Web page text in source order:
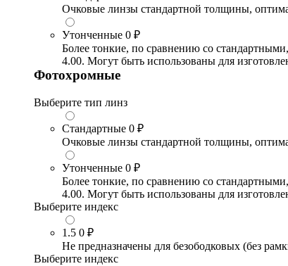
Очковые линзы стандартной толщины,
Утонченные 0 ₽
Более тонкие, по сравнению со
4.00. Могут быть использованы для
Фотохромные
Выберите тип линз
Стандартные 0 ₽
Очковые линзы стандартной толщины,
Утонченные 0 ₽
Более тонкие, по сравнению со
4.00. Могут быть использованы для
Выберите индекс
1.5 0 ₽
Не предназначены для безободковых (без
Выберите индекс